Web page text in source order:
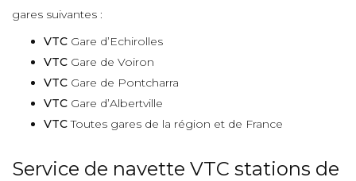
gares suivantes :
VTC Gare d’Echirolles
VTC Gare de Voiron
VTC Gare de Pontcharra
VTC Gare d’Albertville
VTCToutes gares de la région et de France
Service de navette VTC stations de